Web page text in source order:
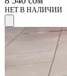
НЕТ В НАЛИЧИИ